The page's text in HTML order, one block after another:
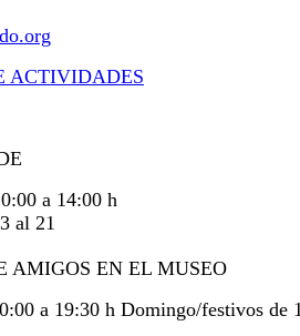
ACTIVIDADES
a 14:00 h
al 21
AMIGOS EN EL MUSEO
a 19:30 h Domingo/festivos de